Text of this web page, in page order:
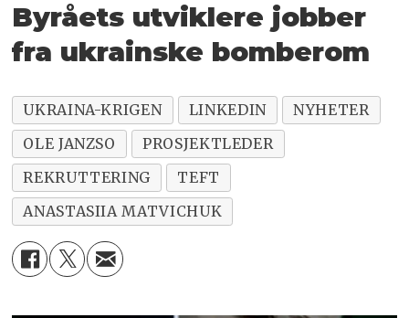
Byråets utviklere jobber
fra ukrainske bomberom
UKRAINA-KRIGEN LINKEDIN
NYHETER
OLE JANZSO
PROSJEKTLEDER
REKRUTTERING
TEFT
ANASTASIIA MATVICHUK